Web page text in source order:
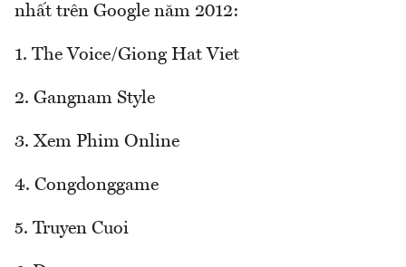
nhất trên Google năm 2012:
1. The Voice/Giong Hat Viet
2. Gangnam Style
3. Xem Phim Online
4. Congdonggame
5. Truyen Cuoi